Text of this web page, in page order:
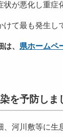
が悪化し重症
て最も発生し
、 県ホームペ
を予防しま
、河川敷等に